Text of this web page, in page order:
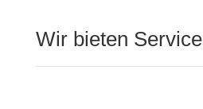
Wir bieten Service